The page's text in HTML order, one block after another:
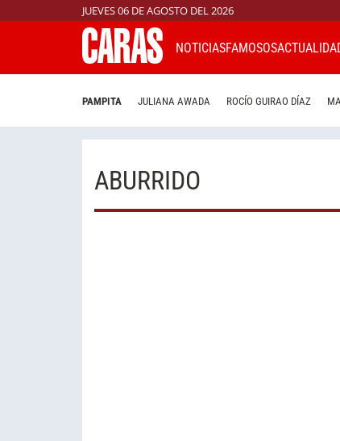
JUEVES 06 DE AGOSTO DEL 2026
NOTICIASFAMOSOS
PAMPITA JULIANA AWADA ROCÍO GUIRAO DÍAZ
ABURRIDO